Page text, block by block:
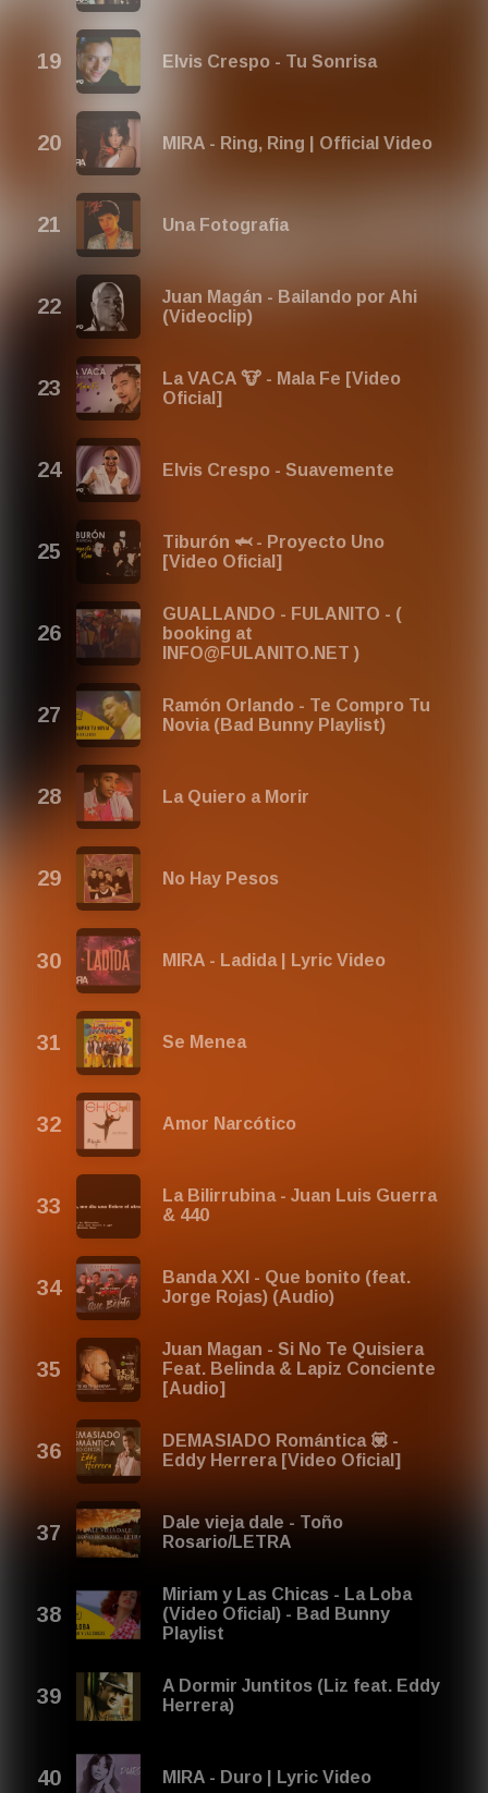
Elvis Crespo - Tu Sonrisa
MIRA - Ring, Ring | Official Video
Una Fotografia
Juan Magán - Bailando por Ahi
(Videoclip)
La VACA 🐮 - Mala Fe [Video
Oficial]
Elvis Crespo - Suavemente
Tiburón 🦈 - Proyecto Uno
[Video Oficial]
GUALLANDO - FULANITO - (
booking at
INFO@FULANITO.NET )
Ramón Orlando - Te Compro Tu
Novia (Bad Bunny Playlist)
La Quiero a Morir
No Hay Pesos
MIRA - Ladida | Lyric Video
Se Menea
Amor Narcótico
La Bilirrubina - Juan Luis Guerra
& 440
Banda XXI - Que bonito (feat.
Jorge Rojas) (Audio)
Juan Magan - Si No Te Quisiera
Feat. Belinda & Lapiz Conciente
[Audio]
DEMASIADO Romántica 💟 -
Eddy Herrera [Video Oficial]
Dale vieja dale - Toño
Rosario/LETRA
Miriam y Las Chicas - La Loba
(Video Oficial) - Bad Bunny
Playlist
A Dormir Juntitos (Liz feat. Eddy
Herrera)
MIRA - Duro | Lyric Video